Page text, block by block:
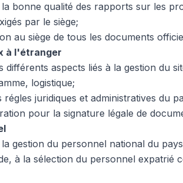
bonne qualité des rapports sur les
par le siège;
au siège de tous les documents
à l'étranger
différents aspects liés à la gestion du
logistique;
régles juridiques et administratives du
pour la signature légale de
gestion du personnel national du
à la sélection du personnel expatrié